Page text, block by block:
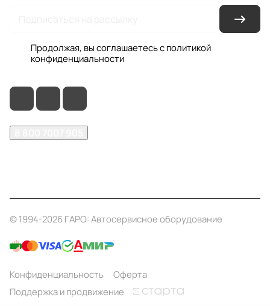
Продолжая, вы соглашаетесь с политикой
конфиденциальности
© 1994-2026 ГАРО: Автосервисное оборудование
Конфиденциальность
Оферта
Поддержка и продвижение